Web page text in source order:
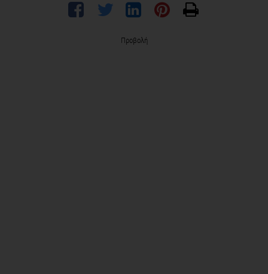
Προβολή